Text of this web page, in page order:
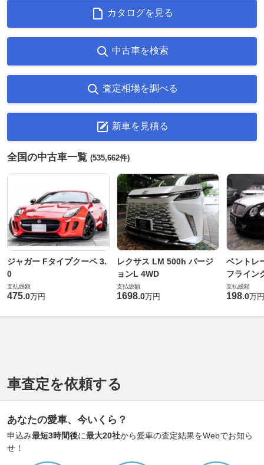
カタログを見る
中古車を検索
査定相場を調べる
新車を見積る
全国の中古車一覧 (535,662件)
ジャガー Fタイプクーペ 3.
0
支払総額
475.0万円
レクサス LM 500h バージ
ョンL 4WD
支払総額
1698.0万円
ベントレ
フライン
支払総額
198.0万円
車査定を依頼する
あなたの愛車、今いくら？
申込み最短3時間後に最大20社から愛車の査定結果をWebでお知ら
せ！